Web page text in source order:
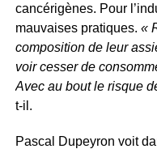
cancérigènes. Pour
mauvaises pratiques. «
composition de leur
voir cesser de
Avec au bout le risque
t-il.
Pascal Dupeyron voit